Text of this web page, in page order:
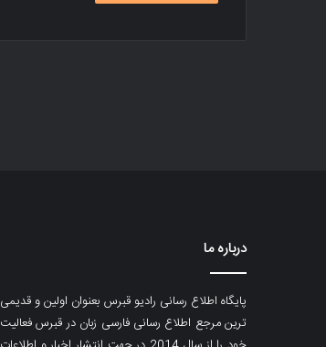
درباره ما
پایگاه اطلاع رسانی رادیو قبرس بعنوان اولین و قدیمی
ترین مرجع اطلاع رسانی فارسی زبان در قبرس فعالیت